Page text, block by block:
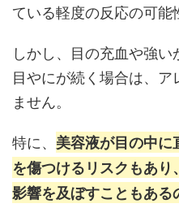
ている軽度の反応の可能
しかし、目の充血や強
目やにが続く場合は、
ません。
特に、 美容液が目の中に
を傷つけるリスクもあ
影響を及ぼすこともある